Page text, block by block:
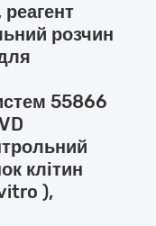
розчин
55866
клітин
),